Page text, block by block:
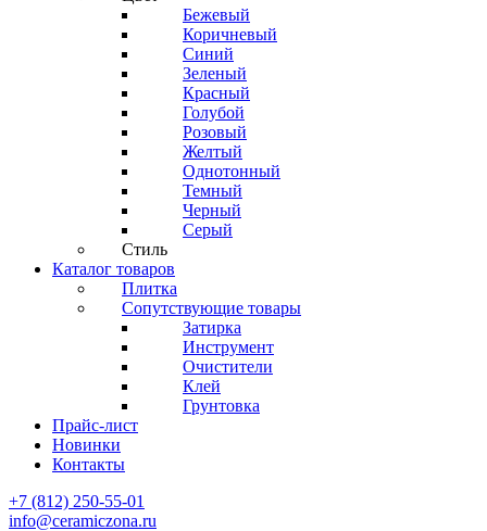
Бежевый
Коричневый
Синий
Зеленый
Красный
Голубой
Розовый
Желтый
Однотонный
Темный
Черный
Серый
Стиль
Каталог товаров
Плитка
Сопутствующие товары
Затирка
Инструмент
Очистители
Клей
Грунтовка
Прайс-лист
Новинки
Контакты
+7 (812) 250-55-01
info@ceramiczona.ru